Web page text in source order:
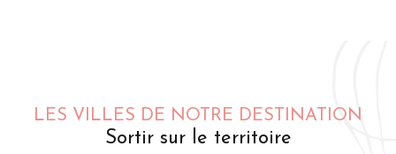
LES VILLES DE NOTRE DESTINATION
Sortir sur le territoire